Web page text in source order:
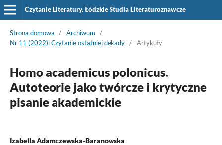
Czytanie Literatury. Łódzkie Studia Literaturoznawcze
Strona domowa / Archiwum
/
Nr 11 (2022): Czytanie ostatniej dekady / Artykuły
Homo academicus polonicus.
Autoteorie jako twórcze i krytyczne
pisanie akademickie
Izabella Adamczewska-Baranowska